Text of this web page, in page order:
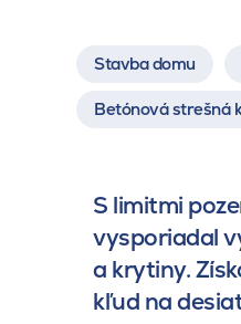
Stavba domu
Betónová strešná
S limitmi
vysporiadal
a krytiny.
kľud na